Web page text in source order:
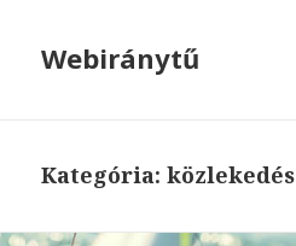
Webiránytű
Kategória: közlekedés